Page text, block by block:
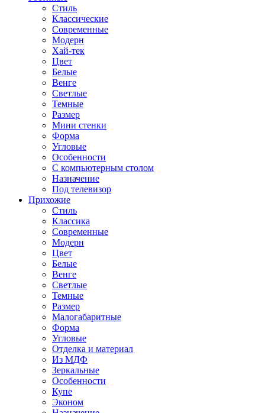
Стиль
Классические
Современные
Модерн
Хай-тек
Цвет
Белые
Венге
Светлые
Темные
Размер
Мини стенки
Форма
Угловые
Особенности
С компьютерным столом
Назначение
Под телевизор
Прихожие
Стиль
Классика
Современные
Модерн
Цвет
Белые
Венге
Светлые
Темные
Размер
Малогабаритные
Форма
Угловые
Отделка и материал
Из МДФ
Зеркальные
Особенности
Купе
Эконом